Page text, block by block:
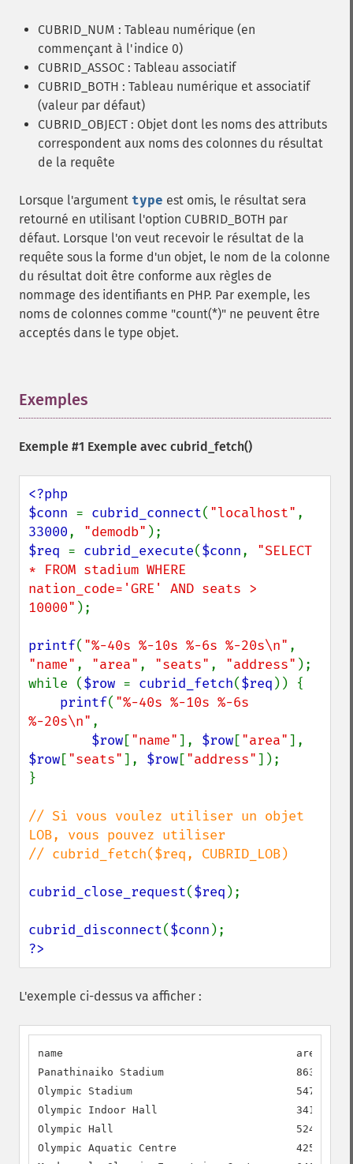
CUBRID_NUM : Tableau numérique (en
commençant à l'indice 0)
CUBRID_ASSOC : Tableau associatif
CUBRID_BOTH : Tableau numérique et associatif
(valeur par défaut)
CUBRID_OBJECT : Objet dont les noms des attributs
correspondent aux noms des colonnes du résultat
de la requête
Lorsque l'argument type est omis, le résultat sera
retourné en utilisant l'option CUBRID_BOTH par
défaut. Lorsque l'on veut recevoir le résultat de la
requête sous la forme d'un objet, le nom de la colonne
du résultat doit être conforme aux règles de
nommage des identifiants en PHP. Par exemple, les
noms de colonnes comme "count(*)" ne peuvent être
acceptés dans le type objet.
Exemples
Exemple #1 Exemple avec cubrid_fetch()
<?php
$conn = cubrid_connect( "localhost"
33000, "demodb"
$req = cubrid_execute($conn, "SELECT
* FROM stadium WHERE
nation_code='GRE' AND seats >
10000" );
printf( "%-40s %-10s %-6s %-20s\n"
"name" , "area" , "seats" , "address" );
while ($row = cubrid_fetch($req )) {
printf( "%-40s %-10s %-6s
%-20s\n" ,
$row["name"], $row["area"
$row["seats"], $row["address"]);
}
// Si vous voulez utiliser un objet
LOB, vous pouvez utiliser
// cubrid_fetch($req, CUBRID_LOB)
cubrid_close_request($req );
cubrid_disconnect($conn
?>
L'exemple ci-dessus va afficher :
name                                     area
Panathinaiko Stadium                     86300.00
Olympic Stadium                          54700.00
Olympic Indoor Hall                      34100.00
Olympic Hall                             52400.00
Olympic Aquatic Centre                   42500.00